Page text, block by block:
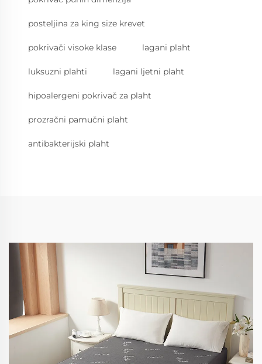
posteljina za king size krevet
pokrivači visoke klase lagani plaht
luksuzni plahti lagani ljetni plaht
hipoalergeni pokrivač za plaht
prozračni pamučni plaht
antibakterijski plaht